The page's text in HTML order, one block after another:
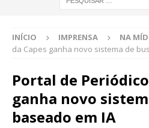
INÍCIO IMPRENSA NA
da Capes ganha novo sistema de
Portal de
ganha novo
baseado em IA